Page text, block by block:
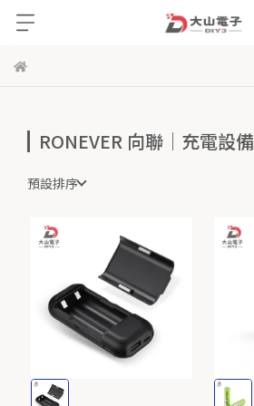
RONEVER 向聯｜充電設備
預設排序